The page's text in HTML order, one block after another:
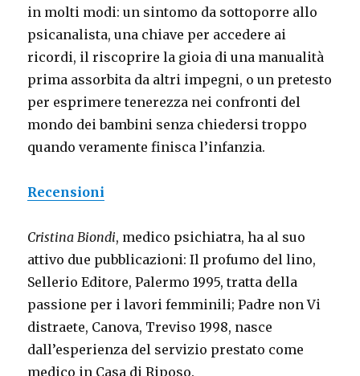
in molti modi: un sintomo da sottoporre allo
psicanalista, una chiave per accedere ai
ricordi, il riscoprire la gioia di una manualità
prima assorbita da altri impegni, o un pretesto
per esprimere tenerezza nei confronti del
mondo dei bambini senza chiedersi troppo
quando veramente finisca l’infanzia.
Recensioni
Cristina Biondi, medico psichiatra, ha al suo
attivo due pubblicazioni: Il profumo del lino,
Sellerio Editore, Palermo 1995, tratta della
passione per i lavori femminili; Padre non Vi
distraete, Canova, Treviso 1998, nasce
dall’esperienza del servizio prestato come
medico in Casa di Riposo.